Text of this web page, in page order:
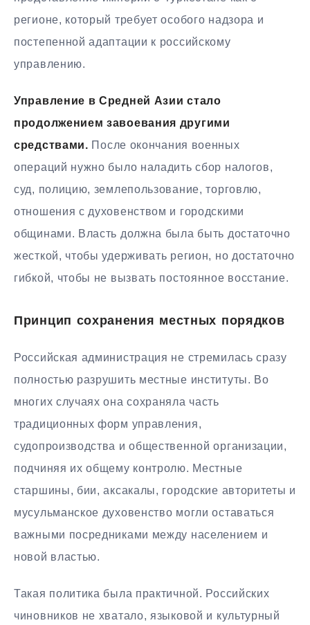
регионе, который требует особого надзора и
постепенной адаптации к российскому
управлению.
Управление в Средней Азии стало
продолжением завоевания другими
средствами. После окончания военных
операций нужно было наладить сбор налогов,
суд, полицию, землепользование, торговлю,
отношения с духовенством и городскими
общинами. Власть должна была быть достаточно
жесткой, чтобы удерживать регион, но достаточно
гибкой, чтобы не вызвать постоянное восстание.
Принцип сохранения местных порядков
Российская администрация не стремилась сразу
полностью разрушить местные институты. Во
многих случаях она сохраняла часть
традиционных форм управления,
судопроизводства и общественной организации,
подчиняя их общему контролю. Местные
старшины, бии, аксакалы, городские авторитеты и
мусульманское духовенство могли оставаться
важными посредниками между населением и
новой властью.
Такая политика была практичной. Российских
чиновников не хватало, языковой и культурный